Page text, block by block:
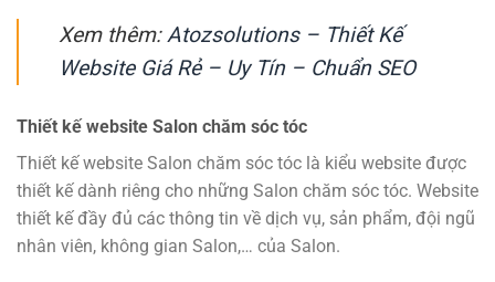
Xem thêm:Atozsolutions – Thiết Kế
Website Giá Rẻ – Uy Tín – Chuẩn SEO
Thiết kế website Salon chăm sóc tóc
Thiết kế website Salon chăm sóc tóc là kiểu website được
thiết kế dành riêng cho những Salon chăm sóc tóc. Website
thiết kế đầy đủ các thông tin về dịch vụ, sản phẩm, đội ngũ
nhân viên, không gian Salon,… của Salon.